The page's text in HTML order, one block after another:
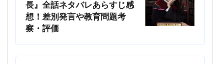
長』全話ネタバレあらすじ感
想！差別発言や教育問題考
察・評価